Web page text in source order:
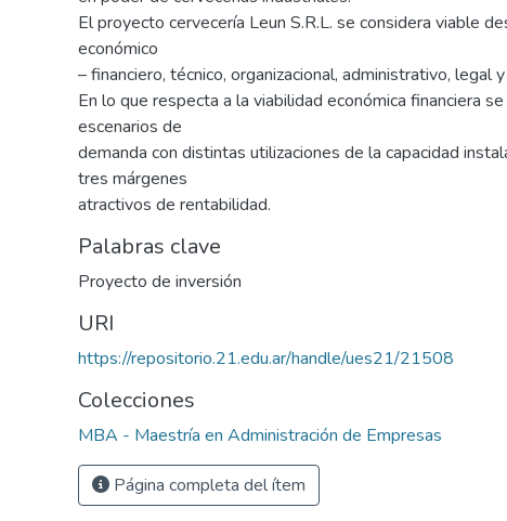
El proyecto cervecería Leun S.R.L. se considera viable
económico
– financiero, técnico, organizacional, administrativo, legal
En lo que respecta a la viabilidad económica financiera
escenarios de
demanda con distintas utilizaciones de la capacidad
tres márgenes
atractivos de rentabilidad.
Palabras clave
Proyecto de inversión
URI
https://repositorio.21.edu.ar/handle/ues21/21508
Colecciones
MBA - Maestría en Administración de Empresas
Página completa del ítem